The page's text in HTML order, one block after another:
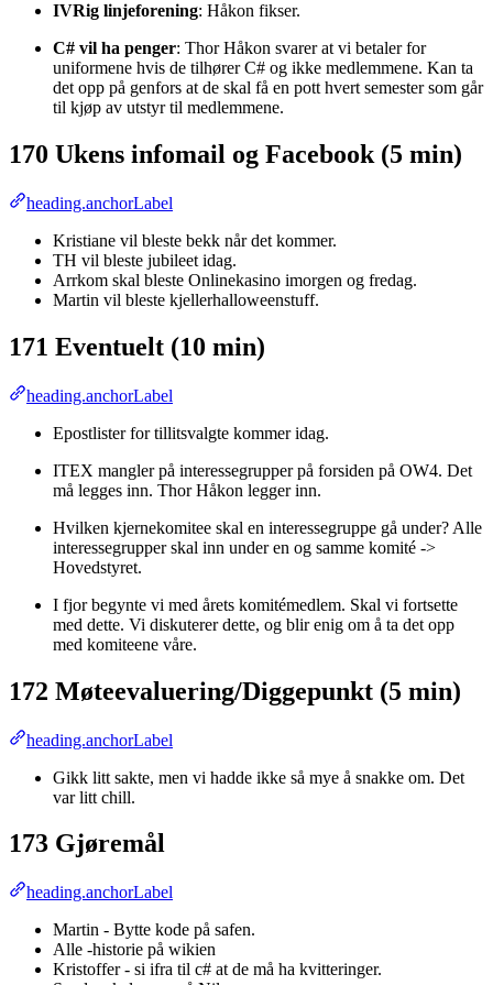
IVRig linjeforening: Håkon fikser.
C# vil ha penger: Thor Håkon svarer at vi betaler for
uniformene hvis de tilhører C# og ikke medlemmene. Kan ta
det opp på genfors at de skal få en pott hvert semester som går
til kjøp av utstyr til medlemmene.
170 Ukens infomail og Facebook (5 min)
heading.anchorLabel
Kristiane vil bleste bekk når det kommer.
TH vil bleste jubileet idag.
Arrkom skal bleste Onlinekasino imorgen og fredag.
Martin vil bleste kjellerhalloweenstuff.
171 Eventuelt (10 min)
heading.anchorLabel
Epostlister for tillitsvalgte kommer idag.
ITEX mangler på interessegrupper på forsiden på OW4. Det
må legges inn. Thor Håkon legger inn.
Hvilken kjernekomitee skal en interessegruppe gå under? Alle
interessegrupper skal inn under en og samme komité ->
Hovedstyret.
I fjor begynte vi med årets komitémedlem. Skal vi fortsette
med dette. Vi diskuterer dette, og blir enig om å ta det opp
med komiteene våre.
172 Møteevaluering/Diggepunkt (5 min)
heading.anchorLabel
Gikk litt sakte, men vi hadde ikke så mye å snakke om. Det
var litt chill.
173 Gjøremål
heading.anchorLabel
Martin - Bytte kode på safen.
Alle -historie på wikien
Kristoffer - si ifra til c# at de må ha kvitteringer.